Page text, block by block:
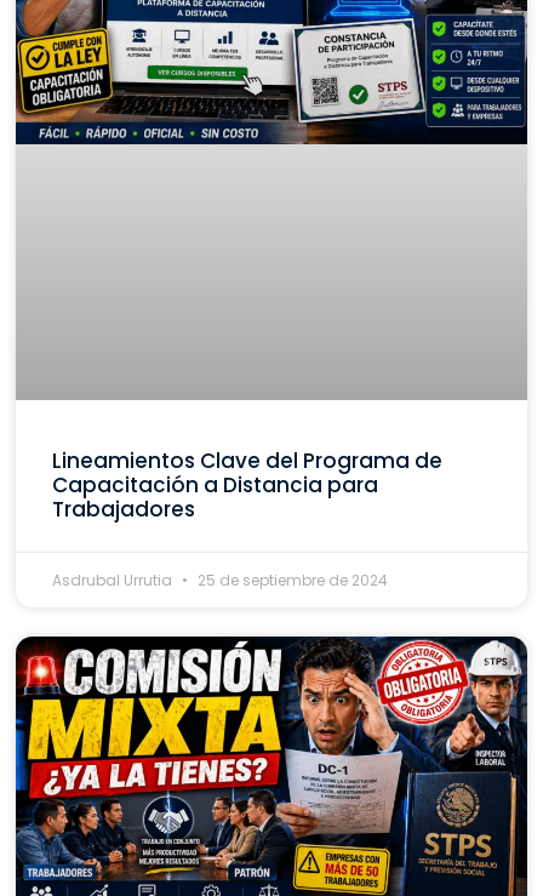
Lineamientos Clave del Programa de
Capacitación a Distancia para
Trabajadores
Asdrubal Urrutia 25 de septiembre de 2024